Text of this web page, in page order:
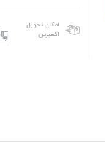
امکان تحویل
اکسپرس